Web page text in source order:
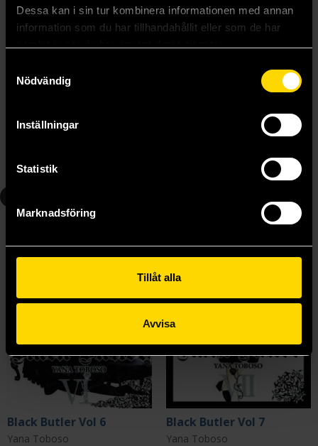
Dessa kan i sin tur kombinera informationen med annan
information som du har tillhandahållit eller som de har
Nödvändig
Inställningar
Statistik
Marknadsföring
Tillåt alla
Avvisa
Black Butler Vol 3
199 kr
Beställ
Black Butler Vol 4
Black Butler Vol 6
Yana Toboso
Black Butler Vol 7
Yana Toboso